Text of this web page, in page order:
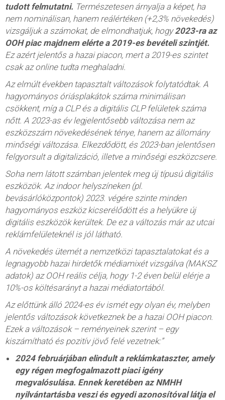
tudott felmutatni. Természetesen árnyalja a képet, ha
nem nominálisan, hanem reálértéken (+2,3% növekedés)
vizsgáljuk a számokat, de elmondhatjuk, hogy2023-ra az
OOH piac majdnem elérte a 2019-es bevételi szintjét.
Ez azért jelentős a hazai piacon, mert a 2019-es szintet
csak az online tudta meghaladni.
Az elmúlt években tapasztalt változások folytatódtak. A
hagyományos óriásplakátok száma minimálisan
csökkent, míg a CLP és a digitális CLP felületek száma
nőtt. A 2023-as év legjelentősebb változása nem az
eszközszám növekedésének ténye, hanem az állomány
minőségi változása. Elkezdődött, és 2023-ban jelentősen
felgyorsult a digitalizáció, illetve a minőségi eszközcsere.
Soha nem látott számban jelentek meg új típusú digitális
eszközök. Az indoor helyszíneken (pl.
bevásárlóközpontok) 2023. végére szinte minden
hagyományos eszköz kicserélődött és a helyükre új
digitális eszközök kerültek. De ez a változás már az utcai
reklámfelületeknél is jól látható.
A növekedés ütemét a nemzetközi tapasztalatokat és a
legnagyobb hazai hirdetők médiamixét vizsgálva (MAKSZ
adatok) az OOH reális célja, hogy 1-2 éven belül elérje a
10%-os költésarányt a hazai médiatortából.
Az előttünk álló 2024-es év ismét egy olyan év, melyben
jelentős változások következnek be a hazai OOH piacon.
Ezek a változások – reményeinek szerint – egy
kiszámítható és pozitív jövő felé vezetnek:”
2024 februárjában elindult a reklámkataszter, amely
egy régen megfogalmazott piaci igény
megvalósulása. Ennek keretében az NMHH
nyilvántartásba veszi és egyedi azonosítóval látja el